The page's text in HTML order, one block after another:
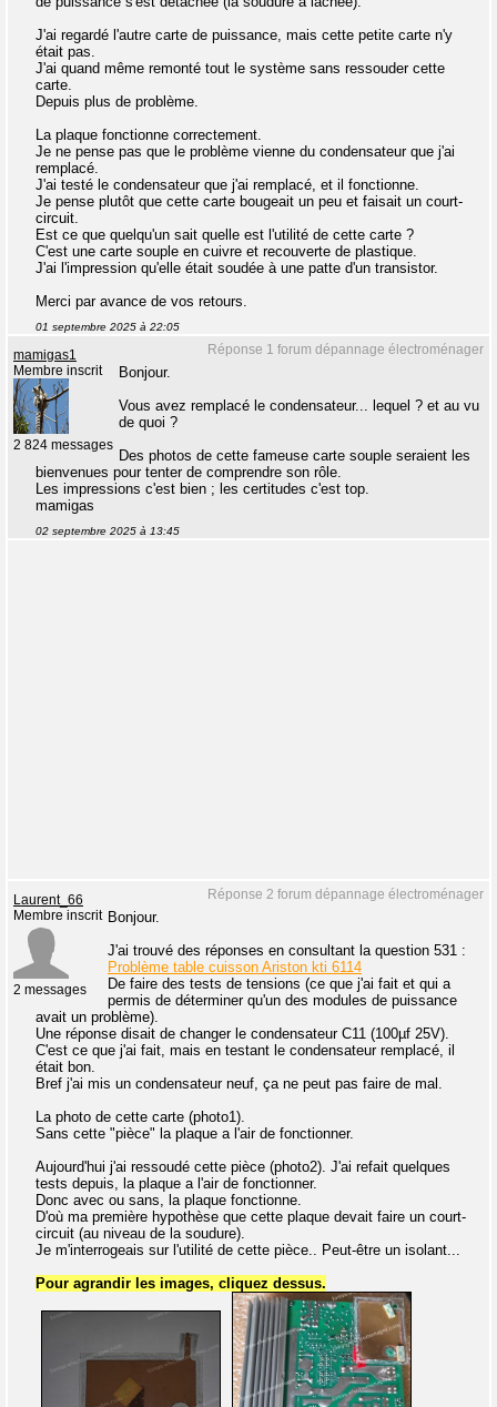
J'ai regardé l'autre carte de puissance, mais cette petite carte n'y
était pas.
J'ai quand même remonté tout le système sans ressouder cette
carte.
Depuis plus de problème.
La plaque fonctionne correctement.
Je ne pense pas que le problème vienne du condensateur que j'ai
remplacé.
J'ai testé le condensateur que j'ai remplacé, et il fonctionne.
Je pense plutôt que cette carte bougeait un peu et faisait un court-
circuit.
Est ce que quelqu'un sait quelle est l'utilité de cette carte ?
C'est une carte souple en cuivre et recouverte de plastique.
J'ai l'impression qu'elle était soudée à une patte d'un transistor.
Merci par avance de vos retours.
01 septembre 2025 à 22:05
Réponse 1 forum dépannage électroménager
mamigas1
Membre inscrit
2 824 messages
Bonjour.
Vous avez remplacé le condensateur... lequel ? et au vu
de quoi ?
Des photos de cette fameuse carte souple seraient les
bienvenues pour tenter de comprendre son rôle.
Les impressions c'est bien ; les certitudes c'est top.
mamigas
02 septembre 2025 à 13:45
Réponse 2 forum dépannage électroménager
Laurent_66
Membre inscrit
2 messages
Bonjour.
J'ai trouvé des réponses en consultant la question 531 :
Problème table cuisson Ariston kti 6114
De faire des tests de tensions (ce que j'ai fait et qui a
permis de déterminer qu'un des modules de puissance
avait un problème).
Une réponse disait de changer le condensateur C11 (100µf 25V).
C'est ce que j'ai fait, mais en testant le condensateur remplacé, il
était bon.
Bref j'ai mis un condensateur neuf, ça ne peut pas faire de mal.
La photo de cette carte (photo1).
Sans cette "pièce" la plaque a l'air de fonctionner.
Aujourd'hui j'ai ressoudé cette pièce (photo2). J'ai refait quelques
tests depuis, la plaque a l'air de fonctionner.
Donc avec ou sans, la plaque fonctionne.
D'où ma première hypothèse que cette plaque devait faire un court-
circuit (au niveau de la soudure).
Je m'interrogeais sur l'utilité de cette pièce.. Peut-être un isolant...
Pour agrandir les images, cliquez dessus.